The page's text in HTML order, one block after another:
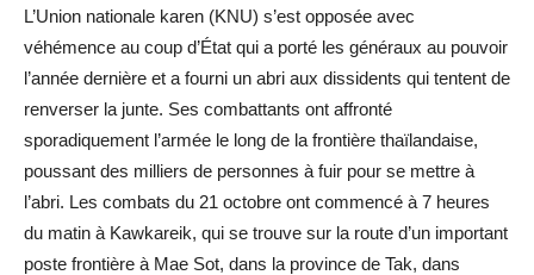
L’Union nationale karen (KNU) s’est opposée avec
véhémence au coup d’État qui a porté les généraux au pouvoir
l’année dernière et a fourni un abri aux dissidents qui tentent de
renverser la junte. Ses combattants ont affronté
sporadiquement l’armée le long de la frontière thaïlandaise,
poussant des milliers de personnes à fuir pour se mettre à
l’abri. Les combats du 21 octobre ont commencé à 7 heures
du matin à Kawkareik, qui se trouve sur la route d’un important
poste frontière à Mae Sot, dans la province de Tak, dans